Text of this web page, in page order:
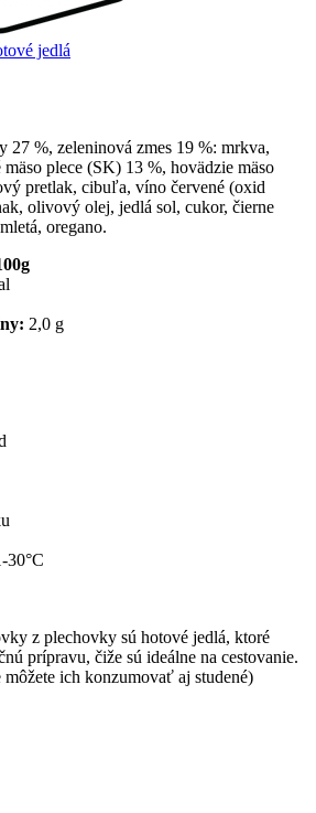
jedlá
27 %, zeleninová zmes 19 %: mrkva,
plece (SK) 13 %, hovädzie mäso
pretlak, cibuľa, víno červené (oxid
olivový olej, jedlá sol, cukor, čierne
oregano.
2,0 g
30°C
z plechovky sú hotové jedlá, ktoré
prípravu, čiže sú ideálne na cestovanie.
ich konzumovať aj studené)